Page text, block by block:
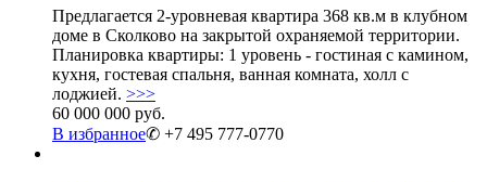
Предлагается 2-уровневая квартира 368 кв.м в клубном
доме в Сколково на закрытой охраняемой территории.
Планировка квартиры: 1 уровень - гостиная с камином,
кухня, гостевая спальня, ванная комната, холл с
лоджией. >>>
60 000 000 руб.
В избранное✆ +7 495 777-0770